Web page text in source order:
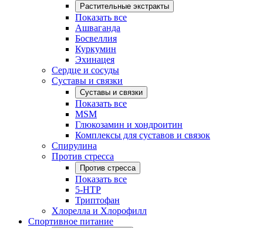
Растительные экстракты
Показать все
Ашваганда
Босвеллия
Куркумин
Эхинацея
Сердце и сосуды
Суставы и связки
Суставы и связки
Показать все
MSM
Глюкозамин и хондроитин
Комплексы для суставов и связок
Спирулина
Против стресса
Против стресса
Показать все
5-HTP
Триптофан
Хлорелла и Хлорофилл
Спортивное питание